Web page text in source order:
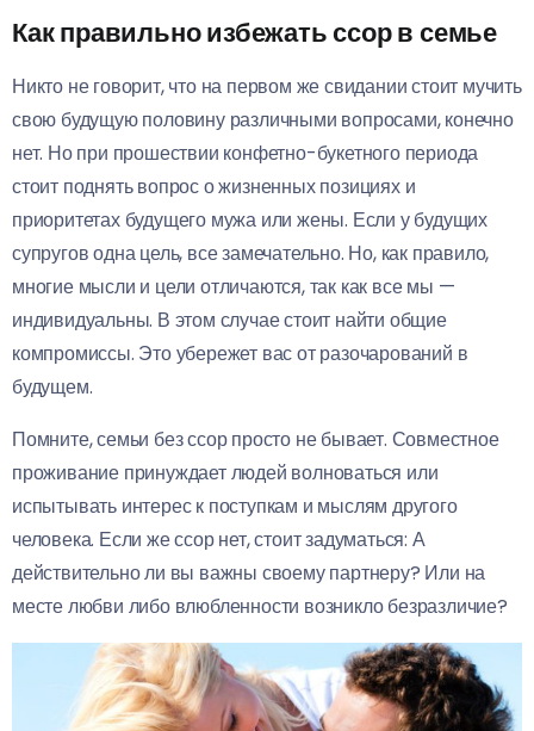
Как правильно избежать ссор в семье
Никто не говорит, что на первом же свидании стоит мучить
свою будущую половину различными вопросами, конечно
нет. Но при прошествии конфетно-букетного периода
стоит поднять вопрос о жизненных позициях и
приоритетах будущего мужа или жены. Если у будущих
супругов одна цель, все замечательно. Но, как правило,
многие мысли и цели отличаются, так как все мы —
индивидуальны. В этом случае стоит найти общие
компромиссы. Это убережет вас от разочарований в
будущем.
Помните, семьи без ссор просто не бывает. Совместное
проживание принуждает людей волноваться или
испытывать интерес к поступкам и мыслям другого
человека. Если же ссор нет, стоит задуматься: А
действительно ли вы важны своему партнеру? Или на
месте любви либо влюбленности возникло безразличие?